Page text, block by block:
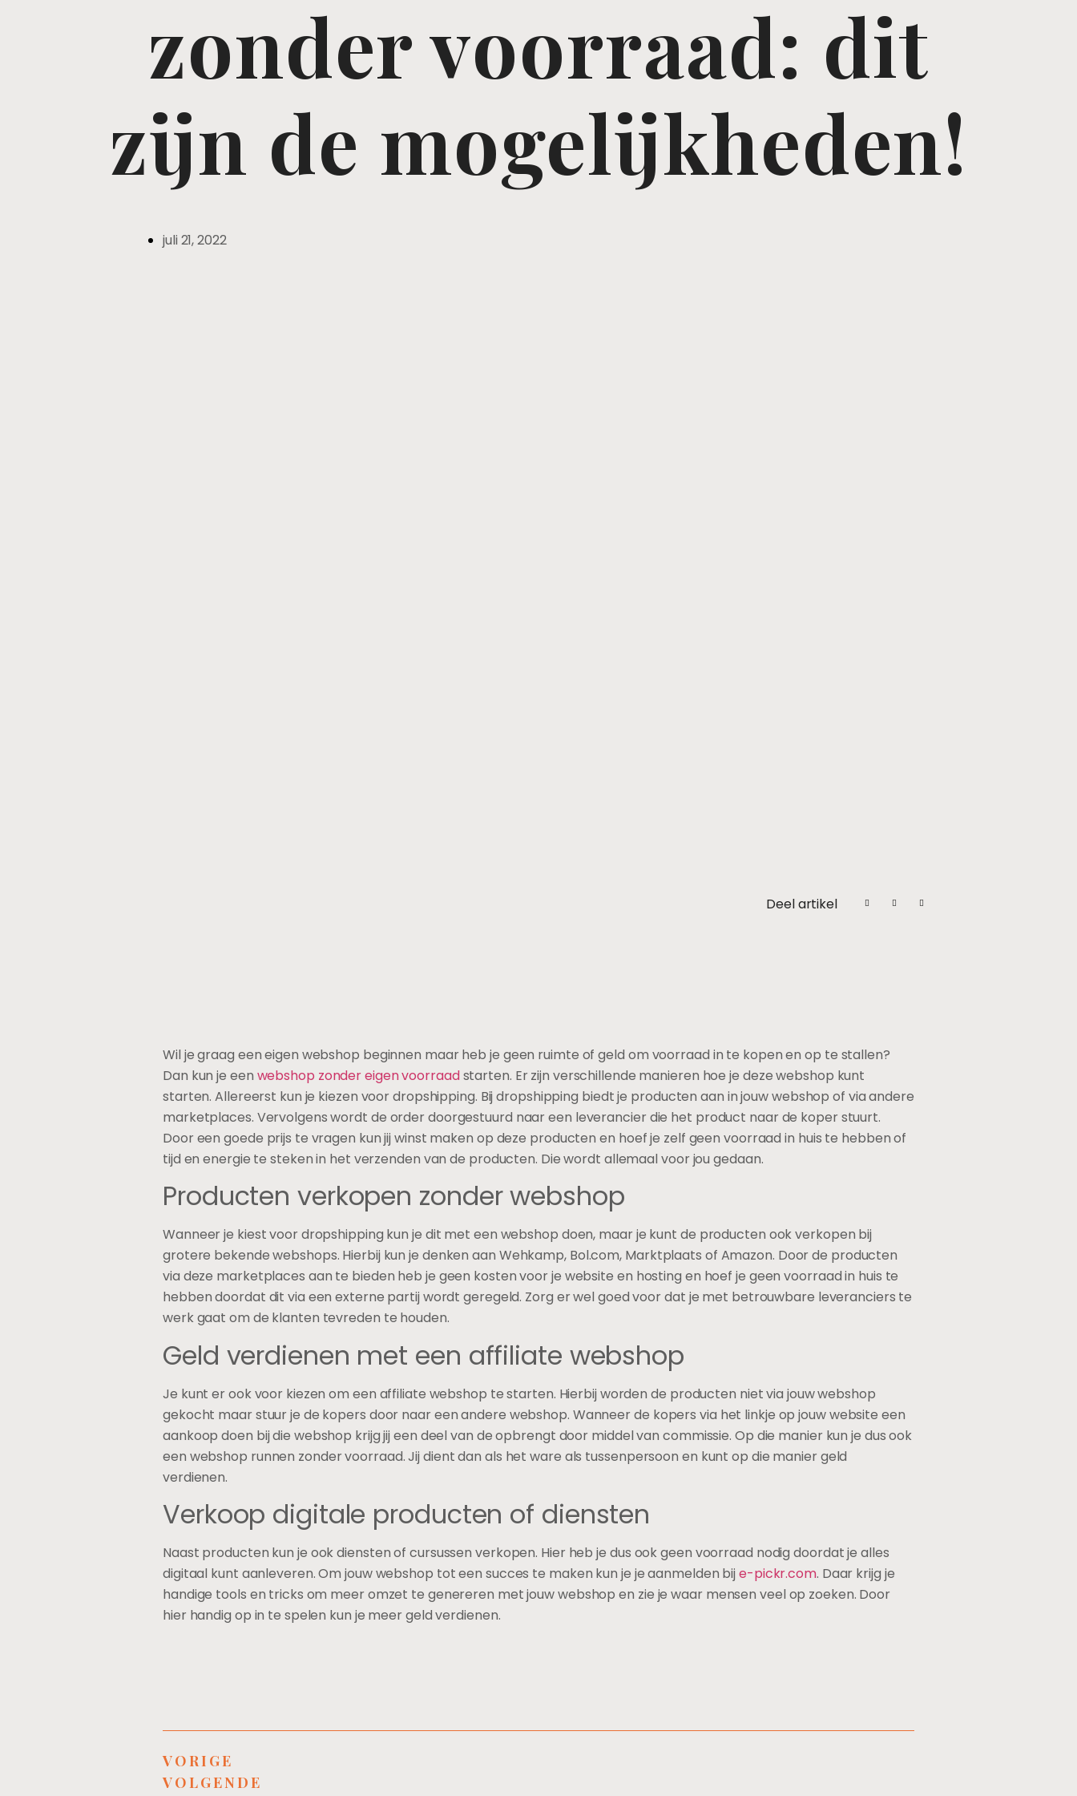
zonder voorraad: dit
zijn de mogelijkheden!
juli 21, 2022
Deel artikel
Wil je graag een eigen webshop beginnen maar heb je geen ruimte of geld om voorraad in te kopen en op te stallen?
Dan kun je een webshop zonder eigen voorraadstarten. Er zijn verschillende manieren hoe je deze webshop kunt
starten. Allereerst kun je kiezen voor dropshipping. Bij dropshipping biedt je producten aan in jouw webshop of via andere
marketplaces. Vervolgens wordt de order doorgestuurd naar een leverancier die het product naar de koper stuurt.
Door een goede prijs te vragen kun jij winst maken op deze producten en hoef je zelf geen voorraad in huis te hebben of
tijd en energie te steken in het verzenden van de producten. Die wordt allemaal voor jou gedaan.
Producten verkopen zonder webshop
Wanneer je kiest voor dropshipping kun je dit met een webshop doen, maar je kunt de producten ook verkopen bij
grotere bekende webshops. Hierbij kun je denken aan Wehkamp, Bol.com, Marktplaats of Amazon. Door de producten
via deze marketplaces aan te bieden heb je geen kosten voor je website en hosting en hoef je geen voorraad in huis te
hebben doordat dit via een externe partij wordt geregeld. Zorg er wel goed voor dat je met betrouwbare leveranciers te
werk gaat om de klanten tevreden te houden.
Geld verdienen met een affiliate webshop
Je kunt er ook voor kiezen om een affiliate webshop te starten. Hierbij worden de producten niet via jouw webshop
gekocht maar stuur je de kopers door naar een andere webshop. Wanneer de kopers via het linkje op jouw website een
aankoop doen bij die webshop krijg jij een deel van de opbrengt door middel van commissie. Op die manier kun je dus ook
een webshop runnen zonder voorraad. Jij dient dan als het ware als tussenpersoon en kunt op die manier geld
verdienen.
Verkoop digitale producten of diensten
Naast producten kun je ook diensten of cursussen verkopen. Hier heb je dus ook geen voorraad nodig doordat je alles
digitaal kunt aanleveren. Om jouw webshop tot een succes te maken kun je je aanmelden bije-pickr.com. Daar krijg je
handige tools en tricks om meer omzet te genereren met jouw webshop en zie je waar mensen veel op zoeken. Door
hier handig op in te spelen kun je meer geld verdienen.
VORIGE
VOLGENDE